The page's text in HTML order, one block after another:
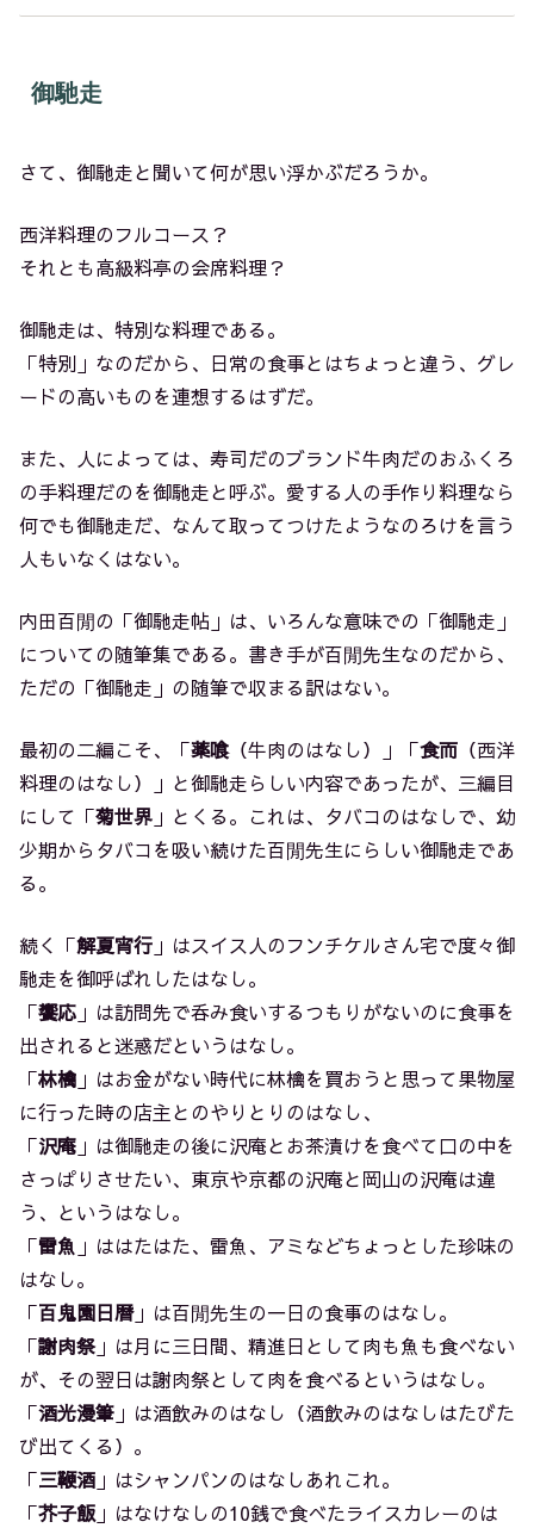
御馳走
さて、御馳走と聞いて何が思い浮かぶだろうか。
西洋料理のフルコース？
それとも高級料亭の会席料理？
御馳走は、特別な料理である。
「特別」なのだから、日常の食事とはちょっと違う、グレ
ードの高いものを連想するはずだ。
また、人によっては、寿司だのブランド牛肉だのおふくろ
の手料理だのを御馳走と呼ぶ。愛する人の手作り料理なら
何でも御馳走だ、なんて取ってつけたようなのろけを言う
人もいなくはない。
内田百閒の「御馳走帖」は、いろんな意味での「御馳走」
についての随筆集である。書き手が百閒先生なのだから、
ただの「御馳走」の随筆で収まる訳はない。
最初の二編こそ、「薬喰（牛肉のはなし）」「食而 （西洋
料理のはなし）」と御馳走らしい内容であったが、三編目
にして「菊世界 」とくる。これは、タバコのはなしで、幼
少期からタバコを吸い続けた百閒先生にらしい御馳走であ
る。
続く「解夏宵行 」はスイス人のフンチケルさん宅で度々御
馳走を御呼ばれしたはなし。
「饗応 」は訪問先で呑み食いするつもりがないのに食事を
出されると迷惑だというはなし。
「林檎 」はお金がない時代に林檎を買おうと思って果物屋
に行った時の店主とのやりとりのはなし、
「沢庵 」は御馳走の後に沢庵とお茶漬けを食べて口の中を
さっぱりさせたい、東京や京都の沢庵と岡山の沢庵は違
う、というはなし。
「雷魚 」ははたはた、雷魚、アミなどちょっとした珍味の
はなし。
「百鬼園日暦」は百閒先生の一日の食事のはなし。
「謝肉祭」は月に三日間、精進日として肉も魚も食べない
が、その翌日は謝肉祭として肉を食べるというはなし。
「酒光漫筆 」は酒飲みのはなし（酒飲みのはなしはたびた
び出てくる）。
「三鞭酒 」はシャンパンのはなしあれこれ。
「芥子飯」はなけなしの10銭で食べたライスカレーのは